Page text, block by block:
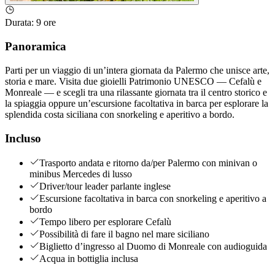
Durata: 9 ore
Panoramica
Parti per un viaggio di un’intera giornata da Palermo che unisce arte,
storia e mare. Visita due gioielli Patrimonio UNESCO — Cefalù e
Monreale — e scegli tra una rilassante giornata tra il centro storico e
la spiaggia oppure un’escursione facoltativa in barca per esplorare la
splendida costa siciliana con snorkeling e aperitivo a bordo.
Incluso
Trasporto andata e ritorno da/per Palermo con minivan o
minibus Mercedes di lusso
Driver/tour leader parlante inglese
Escursione facoltativa in barca con snorkeling e aperitivo a
bordo
Tempo libero per esplorare Cefalù
Possibilità di fare il bagno nel mare siciliano
Biglietto d’ingresso al Duomo di Monreale con audioguida
Acqua in bottiglia inclusa